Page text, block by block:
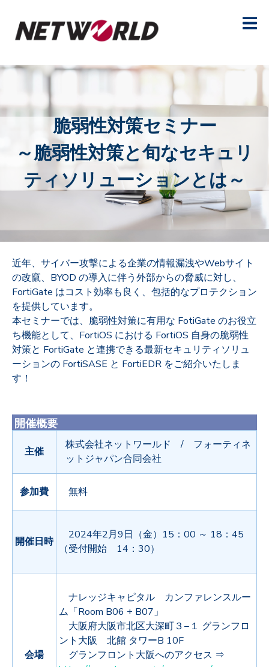
脆弱性対策セミナー
～脆弱性対策と旬なセキュリ
ティソリューションとは～
近年、サイバー攻撃による企業の情報漏洩やWebサイト
の改竄、BYOD の導入に伴う外部からの脅威に対し、
FortiGate はコスト効率も良く、包括的なプロテクション
を提供しています。
本セミナーでは、脆弱性対策に有用な FotiGate のお役立
ち機能として、FortiOS における FortiOS 自身の脆弱性
対策と FortiGate と連携できる最新セキュリティソリュ
ーションの FortiSASE と FortiEDR をご紹介いたしま
す！
開催概要
主催
株式会社ネットワールド / フォーティネ
ットジャパン合同会社
参加費 無料
開催日時
2024年2月9日（金）15：00 ～ 18：45
（受付開始 14：30）
会場
ナレッジキャピタル カンファレンスルー
ム「Room B06 + B07」
大阪府大阪市北区大深町３−１ グランフロ
ント大阪 北館 タワーB 10F
グランフロント大阪へのアクセス ⇒